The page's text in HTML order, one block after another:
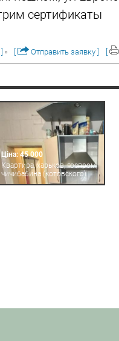
сертификаты
Отправить заявку ]
Ціна: 45 000
Квартира, харьков, госпром,
чичибабина (котовского)